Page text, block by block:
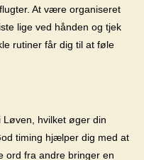
At være organiseret
lige ved hånden og tjek
rutiner får dig til at føle
hvilket øger din
timing hjælper dig med at
ord fra andre bringer en